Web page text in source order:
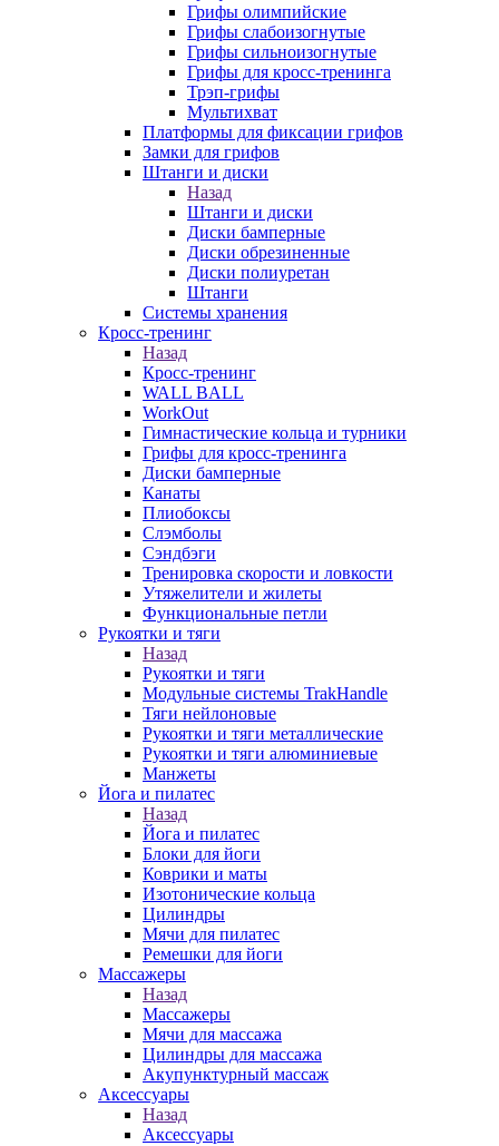
Грифы олимпийские
Грифы слабоизогнутые
Грифы сильноизогнутые
Грифы для кросс-тренинга
Трэп-грифы
Мультихват
Платформы для фиксации грифов
Замки для грифов
Штанги и диски
Назад
Штанги и диски
Диски бамперные
Диски обрезиненные
Диски полиуретан
Штанги
Системы хранения
Кросс-тренинг
Назад
Кросс-тренинг
WALL BALL
WorkOut
Гимнастические кольца и турники
Грифы для кросс-тренинга
Диски бамперные
Канаты
Плиобоксы
Слэмболы
Сэндбэги
Тренировка скорости и ловкости
Утяжелители и жилеты
Функциональные петли
Рукоятки и тяги
Назад
Рукоятки и тяги
Модульные системы TrakHandle
Тяги нейлоновые
Рукоятки и тяги металлические
Рукоятки и тяги алюминиевые
Манжеты
Йога и пилатес
Назад
Йога и пилатес
Блоки для йоги
Коврики и маты
Изотонические кольца
Цилиндры
Мячи для пилатес
Ремешки для йоги
Массажеры
Назад
Массажеры
Мячи для массажа
Цилиндры для массажа
Акупунктурный массаж
Аксессуары
Назад
Аксессуары